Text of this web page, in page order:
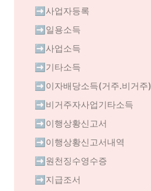
➡️사업자등록
➡️일용소득
➡️사업소득
➡️기타소득
➡️이자배당소득(거주.비거주)
➡️비거주자사업기타소득
➡️이행상황신고서
➡️이행상황신고서내역
➡️원천징수영수증
➡️지급조서